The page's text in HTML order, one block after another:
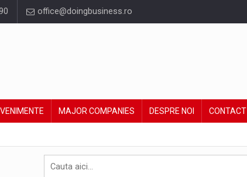
office@doingbusiness.ro
MAJOR COMPANIES DESPRE NOI CONTACT